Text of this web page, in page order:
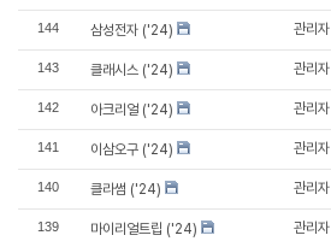
144 삼성전자 ('24) 관리자
143 클래시스 ('24) 관리자
142 아크리얼 ('24) 관리자
141 이삼오구 ('24) 관리자
140 클라썸 ('24) 관리자
139 마이리얼트립 ('24) 관리자